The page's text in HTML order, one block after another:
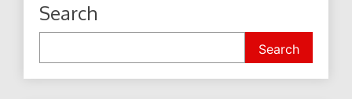
Search
Search